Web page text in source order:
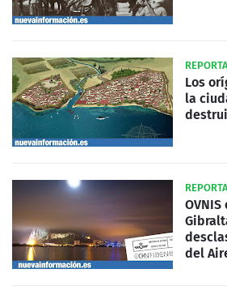
Los
la
del